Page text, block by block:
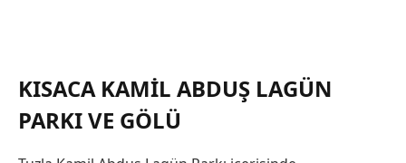
KISACA KAMIL ABDUŞ LAGÜN
PARKI VE GÖLÜ